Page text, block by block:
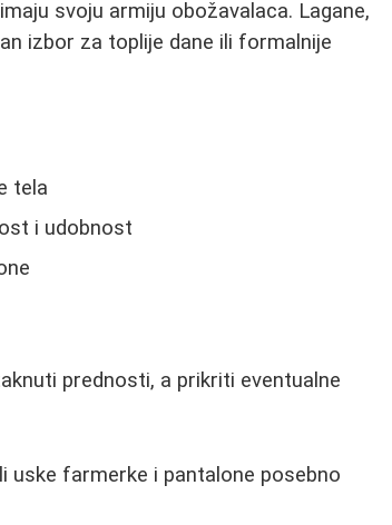
svoju armiju obožavalaca. Lagane,
izbor za toplije dane ili formalnije
tela
i udobnost
prednosti, a prikriti eventualne
uske farmerke i pantalone posebno